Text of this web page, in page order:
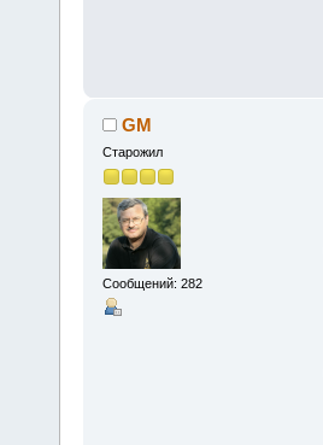
GM
Старожил
Сообщений: 282